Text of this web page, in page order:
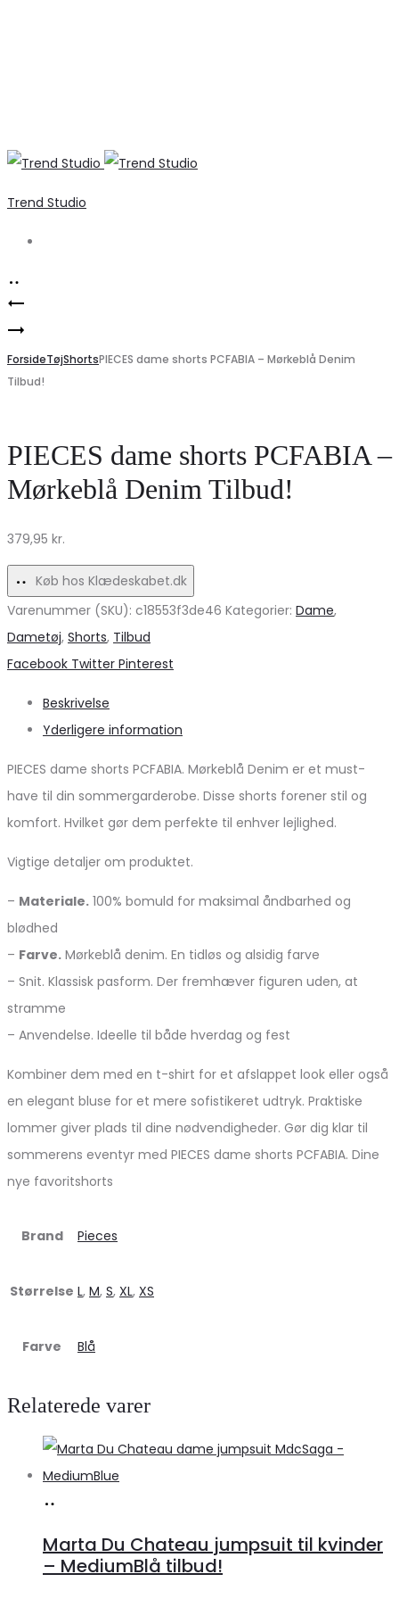
Trend Studio
Product
navigation
22055
Hjerteprint
CREME
SORT
PIECES
dame
luffer
Black
ForsideTøjShortsPIECES dame shorts PCFABIA – Mørkeblå Denim
Tilbud!
PIECES dame shorts PCFABIA –
Mørkeblå Denim Tilbud!
379,95 kr.
Køb hos Klædeskabet.dk
Varenummer (SKU): c18553f3de46 Kategorier: Dame,
Dametøj, Shorts, Tilbud
Share
Facebook Twitter Pinterest
Beskrivelse
Yderligere information
PIECES dame shorts PCFABIA. Mørkeblå Denim er et must-
have til din sommergarderobe. Disse shorts forener stil og
komfort. Hvilket gør dem perfekte til enhver lejlighed.
Vigtige detaljer om produktet.
– Materiale. 100% bomuld for maksimal åndbarhed og
blødhed
– Farve. Mørkeblå denim. En tidløs og alsidig farve
– Snit. Klassisk pasform. Der fremhæver figuren uden, at
stramme
– Anvendelse. Ideelle til både hverdag og fest
Kombiner dem med en t-shirt for et afslappet look eller også
en elegant bluse for et mere sofistikeret udtryk. Praktiske
lommer giver plads til dine nødvendigheder. Gør dig klar til
sommerens eventyr med PIECES dame shorts PCFABIA. Dine
nye favoritshorts
Brand Pieces
Størrelse L, M, S, XL, XS
Farve Blå
Relaterede varer
Klædeskabet.dk
Marta Du Chateau jumpsuit til kvinder
– MediumBlå tilbud!